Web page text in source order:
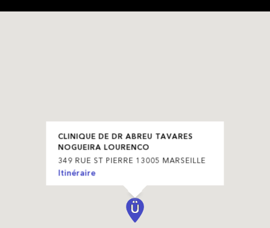
CLINIQUE DE DR ABREU TAVARES
NOGUEIRA LOURENCO
349 RUE ST PIERRE 13005 MARSEILLE
Itinéraire